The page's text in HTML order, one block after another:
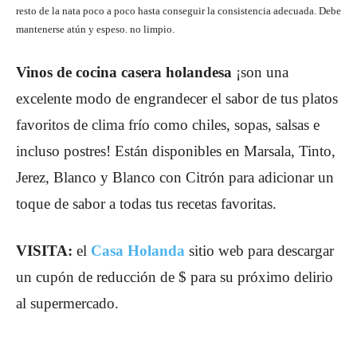
resto de la nata poco a poco hasta conseguir la consistencia adecuada. Debe
mantenerse atún y espeso. no limpio.
Vinos de cocina casera holandesa ¡son una
excelente modo de engrandecer el sabor de tus platos
favoritos de clima frío como chiles, sopas, salsas e
incluso postres! Están disponibles en Marsala, Tinto,
Jerez, Blanco y Blanco con Citrón para adicionar un
toque de sabor a todas tus recetas favoritas.
VISITA: el Casa Holanda sitio web para descargar
un cupón de reducción de $ para su próximo delirio
al supermercado.